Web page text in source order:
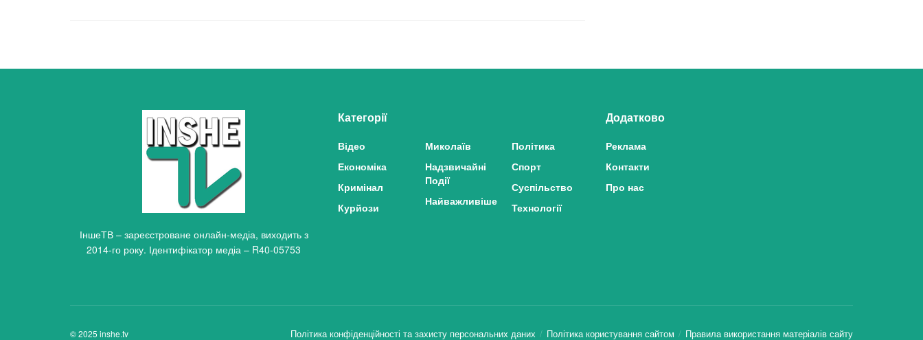
ІншеТВ – зареєстроване онлайн-медіа, виходить з
2014-го року. Ідентифікатор медіа – R40-05753
Категорії
Відео
Економіка
Кримінал
Курйози
Миколаїв
Надзвичайні
Події
Найважливіше
Політика
Спорт
Суспільство
Технології
Додатково
Реклама
Контакти
Про нас
Політика конфіденційності та захисту персональних даних Політика користування сайтом Правила використання матеріалів сайту
© 2025 inshe.tv